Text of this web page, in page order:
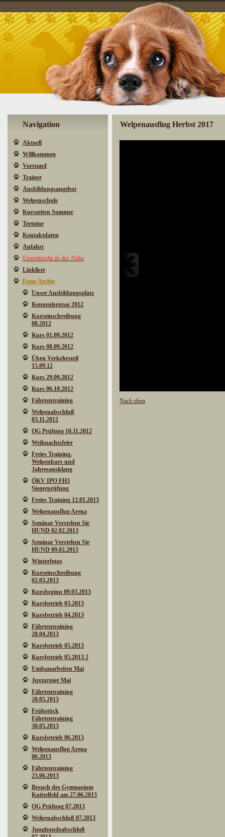
Navigation
Aktuell
Willkommen
Vorstand
Trainer
Ausbildungsangebot
Welpenschule
Kurszeiten Sommer
Termine
Kontaktdaten
Anfahrt
Unterkünfte in der Nähe
Linkliste
Fotos Archiv
Unser Ausbildungsplatz
Kennenlerntag 2012
Kurseinschreibung
08.2012
Kurs 01.09.2012
Kurs 08.09.2012
Üben Verkehrsteil
15.09.12
Kurs 29.09.2012
Kurs 06.10.2012
Fährtentraining
Welpenabschluß
03.11.2012
OG Prüfung 10.11.2012
Weihnachtsfeier
Freies Training,
Welpenkurs und
Jahresausklang
ÖKV IPO FH3
Siegerprüfung
Freies Training 12.01.2013
Welpenausflug Arena
Seminar Verstehen Sie
HUND 02.02.2013
Seminar Verstehen Sie
HUND 09.02.2013
Winterfotos
Kurseinschreibung
02.03.2013
Kursbeginn 09.03.2013
Kursbetrieb 03.2013
Kursbetrieb 04.2013
Fährtentraining
28.04.2013
Kursbetrieb 05.2013
Kursbetrieb 05.2013 2
Umbauarbeiten Mai
Juxturnier Mai
Fährtentraining
20.05.2013
Frühstück
Fährtentraining
30.05.2013
Kursbetrieb 06.2013
Welpenausflug Arena
06.2013
Fährtentraining
23.06.2013
Besuch des Gymnasium
Knittelfeld am 27.06.2013
OG Prüfung 07.2013
Welpenabschluß 07.2013
Junghundeabschluß
Welpenausflug Herbst 2017
Nach oben